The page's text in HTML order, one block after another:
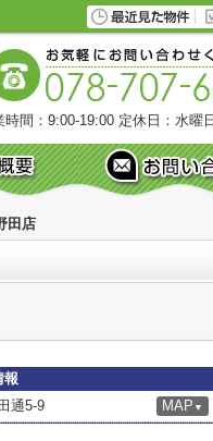
時間：9:00-19:00 定休日：水
田店
報
通5-9 MAP ▼